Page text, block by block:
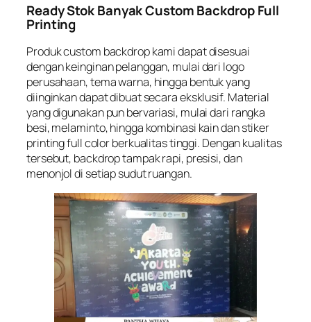
Ready Stok Banyak Custom Backdrop Full
Printing
Produk custom backdrop kami dapat disesuai
dengan keinginan pelanggan, mulai dari logo
perusahaan, tema warna, hingga bentuk yang
diinginkan dapat dibuat secara eksklusif. Material
yang digunakan pun bervariasi, mulai dari rangka
besi, melaminto, hingga kombinasi kain dan stiker
printing full color berkualitas tinggi. Dengan kualitas
tersebut, backdrop tampak rapi, presisi, dan
menonjol di setiap sudut ruangan.